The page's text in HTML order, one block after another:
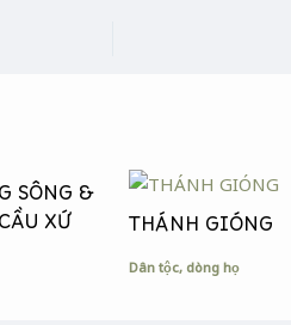
SÔNG &
XỨ THÁNH GIÓNG
Dân tộc, dòng họ